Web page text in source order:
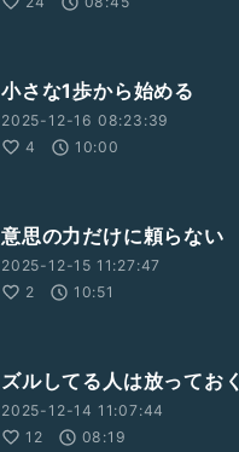
小さな1歩から始める
2025-12-16 08:23:39
4
10:00
意思の力だけに頼らない
2025-12-15 11:27:47
2
10:51
ズルしてる人は放っておく
2025-12-14 11:07:44
12
08:19